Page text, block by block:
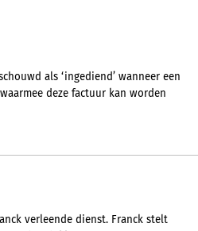
als ‘ingediend’ wanneer een
deze factuur kan worden
verleende dienst. Franck stelt